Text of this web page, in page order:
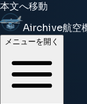
本文へ移動
Airchive航空
メニューを開く